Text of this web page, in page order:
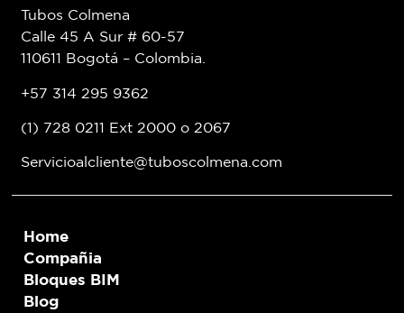
Tubos Colmena
Calle 45 A Sur # 60-57
110611 Bogotá – Colombia.
+57 314 295 9362
(1) 728 0211 Ext 2000 o 2067
Servicioalcliente@tuboscolmena.com
Home
Compañia
Bloques BIM
Blog